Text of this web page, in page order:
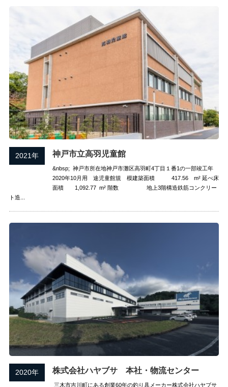
2021年 神戸市立高羽児童館
&nbsp; 神戸市所在地神戸市灘区高羽町4丁目１番1の一部竣工年
2020年10月用 途児童館規 模建築面積 417.56 m² 延べ床
面積 1,092.77 m² 階数 地上3階構造鉄筋コンクリー
ト造...
2020年 株式会社ハヤブサ 本社・物流センター
三木市吉川町にある創業60年の釣り具メーカー株式会社ハヤブサ